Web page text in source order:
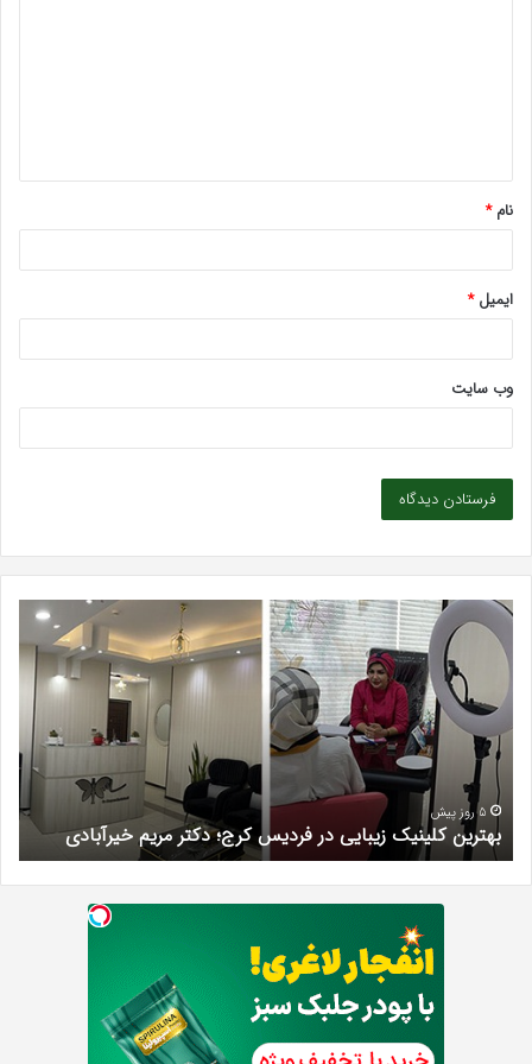
*
نام*
ایمیل*
وب‌ سایت
بهترین
کلینیک
زیبایی
فردیس
کرج؛
دکتر
مریم
خیرآبادی
5 روز پیش
بهترین کلینیک زیبایی در فردیس کرج؛ دکتر مریم خیرآبادی
و